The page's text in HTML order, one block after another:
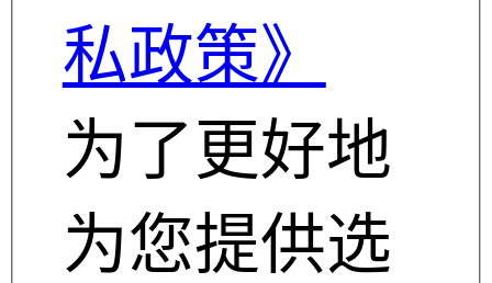
私政策》
为了更好地
为您提供选